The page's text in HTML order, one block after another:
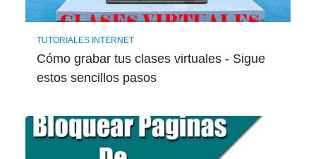
TUTORIALES INTERNET
Cómo grabar tus clases virtuales - Sigue
estos sencillos pasos